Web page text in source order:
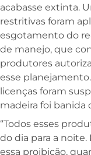
acabasse extinta.
restritivas foram
esgotamento do
de manejo, que
produtores
esse
licenças foram
madeira foi banida
“Todos esses
do dia para a
essa proibição,